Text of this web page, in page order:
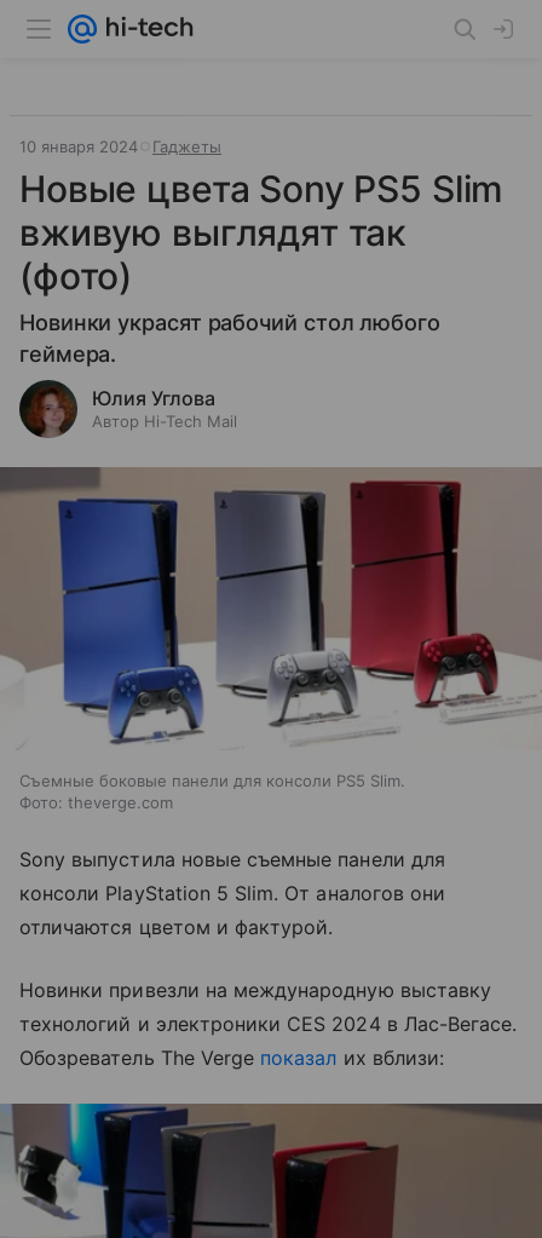
10 января 2024 Гаджеты
Новые цвета Sony PS5 Slim
вживую выглядят так
(фото)
Новинки украсят рабочий стол любого
геймера.
Юлия Углова
Автор Hi-Tech Mail
Съемные боковые панели для консоли PS5 Slim.
Фото: theverge.com
Sony выпустила новые съемные панели для
консоли PlayStation 5 Slim. От аналогов они
отличаются цветом и фактурой.
Новинки привезли на международную выставку
технологий и электроники CES 2024 в Лас-Вегасе.
Обозреватель The Verge показал их вблизи: